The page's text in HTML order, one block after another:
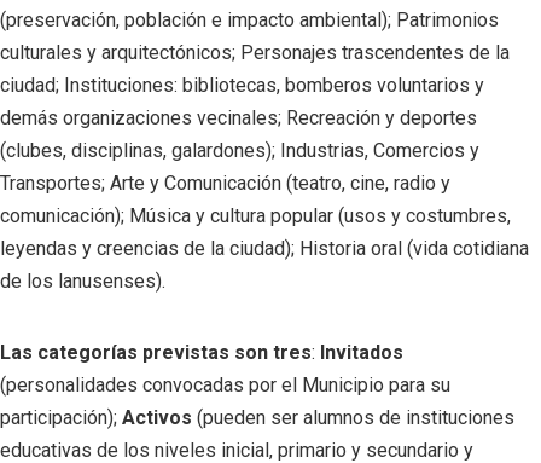
(preservación, población e impacto ambiental); Patrimonios
culturales y arquitectónicos; Personajes trascendentes de la
ciudad; Instituciones: bibliotecas, bomberos voluntarios y
demás organizaciones vecinales; Recreación y deportes
(clubes, disciplinas, galardones); Industrias, Comercios y
Transportes; Arte y Comunicación (teatro, cine, radio y
comunicación); Música y cultura popular (usos y costumbres,
leyendas y creencias de la ciudad); Historia oral (vida cotidiana
de los lanusenses).
Las categorías previstas son tres: Invitados
(personalidades convocadas por el Municipio para su
participación); Activos (pueden ser alumnos de instituciones
educativas de los niveles inicial, primario y secundario y